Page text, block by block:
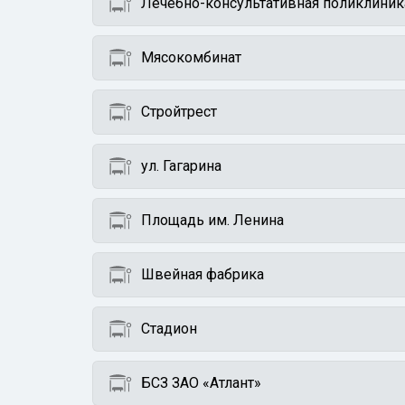
Мясокомбинат
Стройтрест
ул. Гагарина
Площадь им. Ленина
Швейная фабрика
Стадион
БСЗ ЗАО «Атлант»